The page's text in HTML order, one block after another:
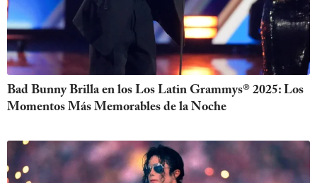
Bad Bunny Brilla en los Los Latin Grammys® 2025: Los
Momentos Más Memorables de la Noche